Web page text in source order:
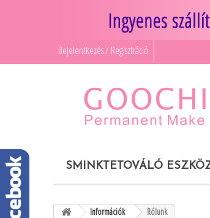
Bejelentkezés / Regisztráció
SMINKTETOVÁLÓ
Információk Rólunk